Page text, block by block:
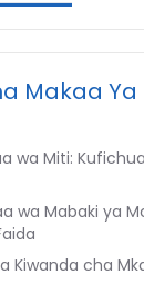
Makaa Ya
wa Miti:
wa Mabaki ya
Kiwanda cha